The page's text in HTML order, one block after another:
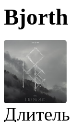
Bjorth